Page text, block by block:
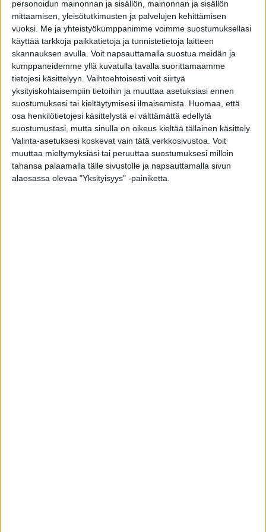
personoidun mainonnan ja sisällön, mainonnan ja sisällön
mittaamisen, yleisötutkimusten ja palvelujen kehittämisen
vuoksi. Me ja yhteistyökumppanimme voimme suostumuksellasi
käyttää tarkkoja paikkatietoja ja tunnistetietoja laitteen
skannauksen avulla. Voit napsauttamalla suostua meidän ja
kumppaneidemme yllä kuvatulla tavalla suorittamaamme
tietojesi käsittelyyn. Vaihtoehtoisesti voit siirtyä
yksityiskohtaisempiin tietoihin ja muuttaa asetuksiasi ennen
suostumuksesi tai kieltäytymisesi ilmaisemista. Huomaa, että
osa henkilötietojesi käsittelystä ei välttämättä edellytä
suostumustasi, mutta sinulla on oikeus kieltää tällainen käsittely.
Valinta-asetuksesi koskevat vain tätä verkkosivustoa. Voit
muuttaa mieltymyksiäsi tai peruuttaa suostumuksesi milloin
tahansa palaamalla tälle sivustolle ja napsauttamalla sivun
alaosassa olevaa "Yksityisyys" -painiketta.
– Vuonna 2023 Suomen markkinoilta löydettiin
11 lilialia sisältävää kosmetiikkatuotetta muiden
maiden tekemien Safety Gate -ilmoitusten
perusteella. Lilialia löytyi esimerkiksi erilaisista
tuoksuista, kuten parfyymeista, kertoo Tukesin
ylitarkastaja Anna Vuori.
Tukes on velvoittanut poistamaan tuotteet.
Kosmetiikan jälkeen yleisimmät tuotekategoriat